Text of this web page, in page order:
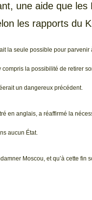
une aide que les
les rapports du
la seule possible pour parvenir
la possibilité de retirer
un dangereux précédent.
en anglais, a réaffirmé la
aucun État.
Moscou, et qu’à cette fin